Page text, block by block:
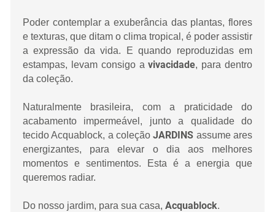
Poder contemplar a exuberância das plantas, flores
e texturas, que ditam o clima tropical, é poder assistir
a expressão da vida. E quando reproduzidas em
estampas, levam consigo avivacidade, para dentro
da coleção.
Naturalmente brasileira, com a praticidade do
acabamento impermeável, junto a qualidade do
tecido Acquablock, a coleçãoJARDINS assume ares
energizantes, para elevar o dia aos melhores
momentos e sentimentos. Esta é a energia que
queremos radiar.
Do nosso jardim, para sua casa, Acquablock.